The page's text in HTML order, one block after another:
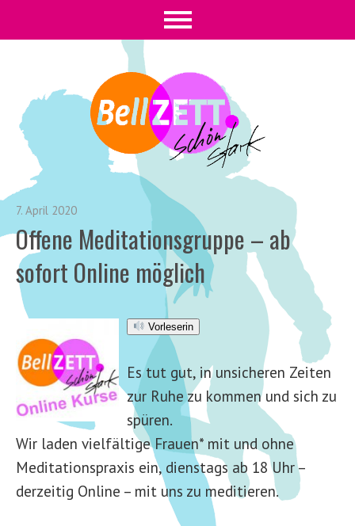
7. April 2020
Offene Meditationsgruppe – ab
sofort Online möglich
Vorleserin
Es tut gut, in unsicheren Zeiten
zur Ruhe zu kommen und sich zu
spüren.
Wir laden vielfältige Frauen* mit und ohne
Meditationspraxis ein, dienstags ab 18 Uhr –
derzeitig Online – mit uns zu meditieren.